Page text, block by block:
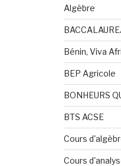
Algèbre
Bénin, Viva
BEP Agricole
BONHEURS
BTS ACSE
Cours
Cours